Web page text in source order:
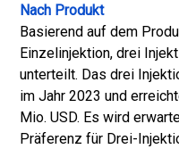
Nach Produkt
Basierend auf dem
Einzelinjektion, drei
unterteilt. Das drei
im Jahr 2023 und
Mio. USD. Es wird
Präferenz für Drei-